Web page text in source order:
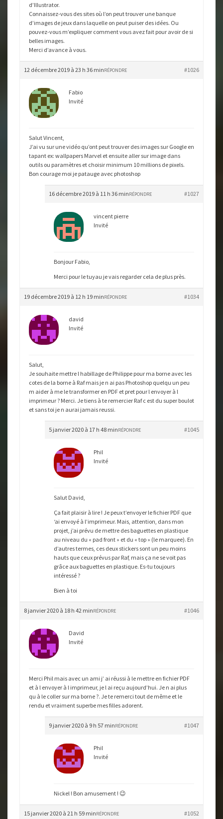
d’Illustrator.
Connaissez-vous des sites où l’on peut trouver une banque
d’images de jeux dans laquelle on peut puiser des idées. Ou
pouvez-vous m’expliquer comment vous avez fait pour avoir de si
belles images.
Merci d’avance à vous.
12 décembre 2019 à 23 h 36 min #1026
RÉPONDRE
Fabio
Invité
Salut Vincent,
J’ai vu sur une vidéo qu’ont peut trouver des images sur Google en
tapant ex: wallpapers Marvel et ensuite aller sur image dans
outils ou paramètres et choisir minimum 10 millions de pixels.
Bon courage moi je patauge avec photoshop
16 décembre 2019 à 11 h 36 min #1027
RÉPONDRE
vincent pierre
Invité
Bonjour Fabio,
Merci pour le tuyau je vais regarder cela de plus près.
19 décembre 2019 à 12 h 19 min #1034
RÉPONDRE
david
Invité
Salut,
Je souhaite mettre l habillage de Philippe pour ma borne avec les
cotes de la borne à Raf mais je n ai pas Photoshop quelqu un peu
m aider à me le transformer en PDF et pret pour l envoyer à l
imprimeur ? Merci. Je tiens à te remercier Raf c est du super boulot
et sans toi je n aurai jamais reussi.
5 janvier 2020 à 17 h 48 min #1045
RÉPONDRE
Phil
Invité
Salut David,
Ça fait plaisir à lire ! Je peux t’envoyer le fichier PDF que
‘ai envoyé à l’imprimeur. Mais, attention, dans mon
projet, j’ai prévu de mettre des baguettes en plastique
au niveau du « pad front » et du « top » (le marquee). En
d’autres termes, ces deux stickers sont un peu moins
hauts que ceux prévus par Raf, mais ça ne se voit pas
grâce aux baguettes en plastique. Es-tu toujours
intéressé ?
Bien à toi
8 janvier 2020 à 18 h 42 min #1046
RÉPONDRE
David
Invité
Merci Phil mais avec un ami j’ ai réussi à le mettre en fichier PDF
et à l envoyer à l imprimeur, je l ai reçu aujourd’hui. Je n ai plus
qu à le coller sur ma borne ?. Je te remerci tout de même et le
rendu et vraiment superbe mes filles adorent.
9 janvier 2020 à 9 h 57 min #1047
RÉPONDRE
Phil
Invité
Nickel ! Bon amusement ! 😉
15 janvier 2020 à 21 h 59 min #1052
RÉPONDRE